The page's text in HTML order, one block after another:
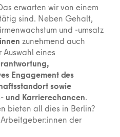
erwarten wir von einem
sind. Neben Gehalt,
und -umsatz
zunehmend auch
eines
Engagement des
sowie
und Karrierechancen.
bieten all dies in Berlin?
der